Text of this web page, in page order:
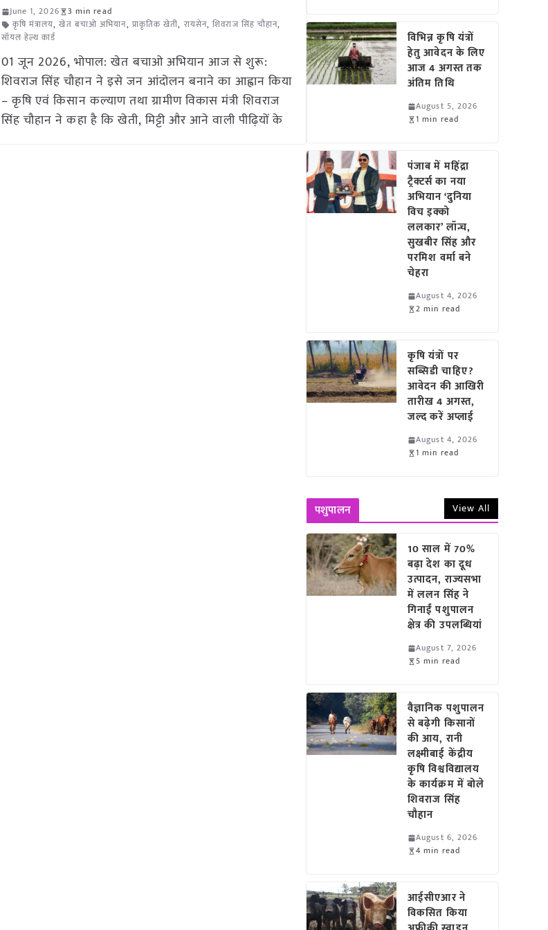
June 1, 2026
3 min read
कृषि मंत्रालय,खेत बचाओ अभियान, प्राकृतिक खेती, रायसेन,शिवराज सिंह चौहान,
सॉयल हेल्थ कार्ड
01 जून 2026, भोपाल: खेत बचाओ अभियान आज से शुरू:
शिवराज सिंह चौहान ने इसे जन आंदोलन बनाने का आह्वान किया
– कृषि एवं किसान कल्याण तथा ग्रामीण विकास मंत्री शिवराज
सिंह चौहान ने कहा है कि खेती, मिट्टी और आने वाली पीढ़ियों के
विभिन्न कृषि यंत्रों
हेतु आवेदन के लिए
आज 4 अगस्त तक
अंतिम तिथि
August 5, 2026
1 min read
पंजाब में महिंद्रा
ट्रैक्टर्स का नया
अभियान ‘दुनिया
विच इक्को
ललकार’ लॉन्च,
सुखबीर सिंह और
परमिश वर्मा बने
चेहरा
August 4, 2026
2 min read
कृषि यंत्रों पर
सब्सिडी चाहिए?
आवेदन की आखिरी
तारीख 4 अगस्त,
जल्द करें अप्लाई
August 4, 2026
1 min read
पशुपालन View All
10 साल में 70%
बढ़ा देश का दूध
उत्पादन, राज्यसभा
में ललन सिंह ने
गिनाईं पशुपालन
क्षेत्र की उपलब्धियां
August 7, 2026
5 min read
वैज्ञानिक पशुपालन
से बढ़ेगी किसानों
की आय, रानी
लक्ष्मीबाई केंद्रीय
कृषि विश्वविद्यालय
के कार्यक्रम में बोले
शिवराज सिंह
चौहान
August 6, 2026
4 min read
आईसीएआर ने
विकसित किया